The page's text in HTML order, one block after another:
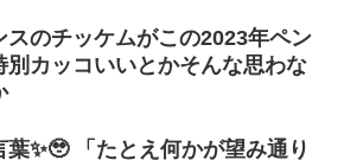
スのチッケムがこの2023年ペン
別カッコいいとかそんな思わな
✨🥹 「たとえ何かが望み通り